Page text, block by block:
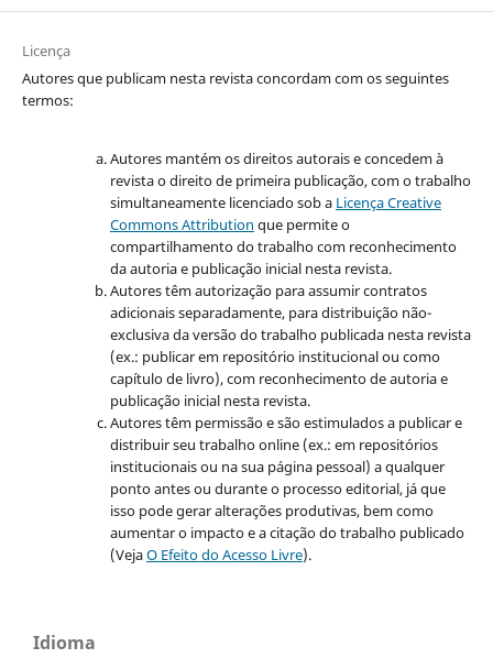
Licença
Autores que publicam nesta revista concordam com os seguintes
termos:
Autores mantém os direitos autorais e concedem à
revista o direito de primeira publicação, com o trabalho
simultaneamente licenciado sob a Licença Creative
Commons Attribution que permite o
compartilhamento do trabalho com reconhecimento
da autoria e publicação inicial nesta revista.
Autores têm autorização para assumir contratos
adicionais separadamente, para distribuição não-
exclusiva da versão do trabalho publicada nesta revista
(ex.: publicar em repositório institucional ou como
capítulo de livro), com reconhecimento de autoria e
publicação inicial nesta revista.
Autores têm permissão e são estimulados a publicar e
distribuir seu trabalho online (ex.: em repositórios
institucionais ou na sua página pessoal) a qualquer
ponto antes ou durante o processo editorial, já que
isso pode gerar alterações produtivas, bem como
aumentar o impacto e a citação do trabalho publicado
(VejaO Efeito do Acesso Livre).
Idioma